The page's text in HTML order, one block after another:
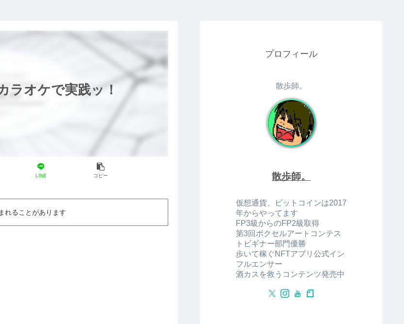
ラオケで実践ッ！
LINE コピー
れることがあります
プロフィール
散歩師。
散歩師。
仮想通貨、ビットコインは2017
年からやってます
FP3級からのFP2級取得
第3回ボクセルアートコンテス
トビギナー部門優勝
歩いて稼ぐNFTアプリ公式イン
フルエンサー
酒カスを救うコンテンツ発売中